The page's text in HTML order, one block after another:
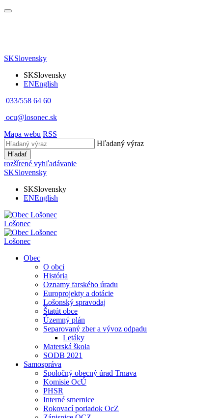
SKSlovensky
SKSlovensky
ENEnglish
033/558 64 60
ocu@losonec.sk
Mapa webu RSS
Hľadaný výraz
Hľadať
rozšírené vyhľadávanie
SKSlovensky
SKSlovensky
ENEnglish
Lošonec
Lošonec
Obec
O obci
História
Oznamy farského úradu
Europrojekty a dotácie
Lošonský spravodaj
Štatút obce
Územný plán
Separovaný zber a vývoz odpadu
Letáky
Materská škola
SODB 2021
Samospráva
Spoločný obecný úrad Trnava
Komisie OcÚ
PHSR
Interné smernice
Rokovací poriadok OcZ